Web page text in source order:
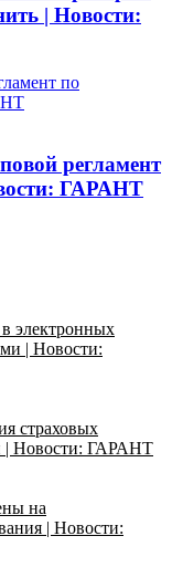
| Новости:
по
регламент
ГАРАНТ
электронных
| Новости:
страховых
| Новости: ГАРАНТ
на
| Новости: